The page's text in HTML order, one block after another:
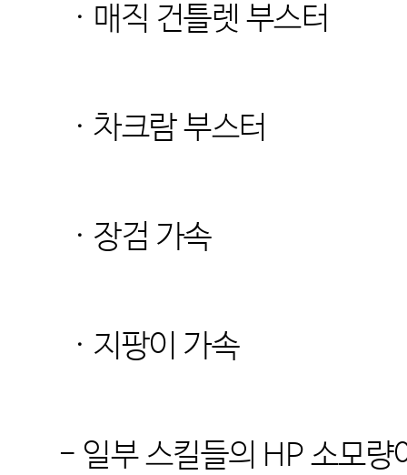
· 매직 건틀렛 부스터
· 차크람 부스터
· 장검 가속
· 지팡이 가속
- 일부 스킬들의 HP 소모